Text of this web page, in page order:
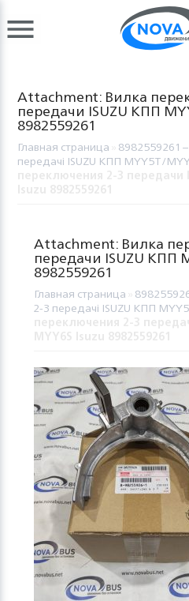
Attachment: Вилка
передачи ISUZU КПП
8982559261
Главная страница 8982559261
передачі ISUZU КПП MYY5T/
Attachment: Вилка
передачи ISUZU КПП
8982559261
Главная страница
2-3 передачі ISUZU КПП